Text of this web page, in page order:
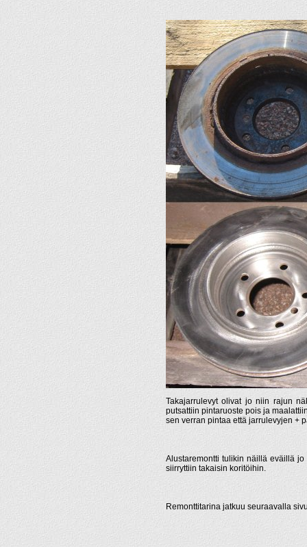
Takajarrulevyt olivat jo niin rajun
putsattiin pintaruoste pois ja
sen verran pintaa että jarrulevyjen +
Alustaremontti tulikin näillä eväillä
siirryttiin takaisin koritöihin.
Remonttitarina jatkuu seuraavalla